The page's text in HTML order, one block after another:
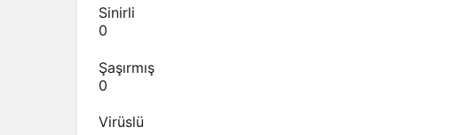
Sinirli
0
Şaşırmış
0
Virüslü